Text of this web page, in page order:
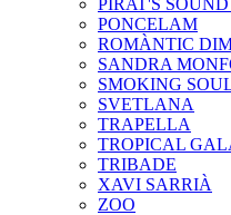
PIRAT'S
PONCELAM
ROMÀNTIC
SANDRA
SMOKING
SVETLANA
TRAPELLA
TROPICAL
TRIBADE
XAVI SARRIÀ
ZOO